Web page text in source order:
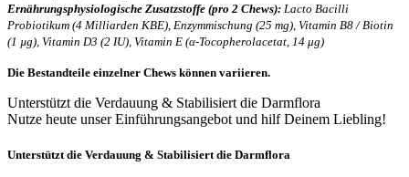
Ernährungsphysiologische Zusatzstoffe (pro 2 Chews): Lacto Bacilli
Probiotikum (4 Milliarden KBE), Enzymmischung (25 mg), Vitamin B8 / Biotin
(1 µg), Vitamin D3 (2 IU), Vitamin E (α-Tocopherolacetat, 14 μg)
Die Bestandteile einzelner Chews können variieren.
Unterstützt die Verdauung & Stabilisiert die Darmflora
Nutze heute unser Einführungsangebot und hilf Deinem Liebling!
Unterstützt die Verdauung & Stabilisiert die Darmflora